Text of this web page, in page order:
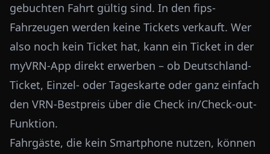
gebuchten Fahrt gültig sind. In den fips-
Fahrzeugen werden keine Tickets verkauft. Wer
also noch kein Ticket hat, kann ein Ticket in der
myVRN-App direkt erwerben – ob Deutschland-
Ticket, Einzel- oder Tageskarte oder ganz einfach
den VRN-Bestpreis über die Check in/Check-out-
Funktion.
Fahrgäste, die kein Smartphone nutzen, können